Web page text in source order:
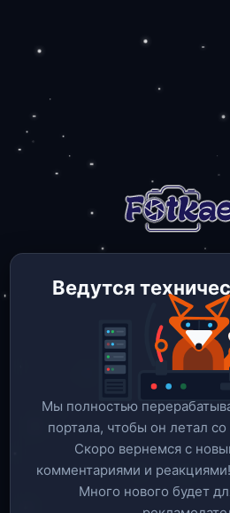
Ведутся
Мы полностью
портала, чтобы он летал
Скоро вернемся c
комментариями и
Много нового будет